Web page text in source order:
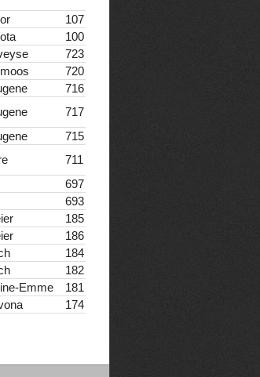
107
100
723
720
716
717
715
711
697
693
185
186
184
182
Emme
181
174